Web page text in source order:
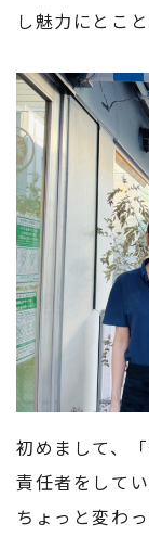
し魅力にとこ
初めまして、
責任者をして
ちょっと変わ